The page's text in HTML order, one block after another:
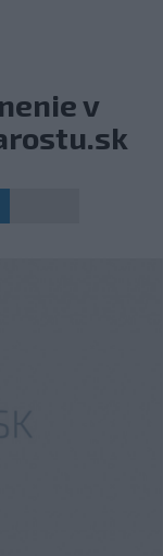
v